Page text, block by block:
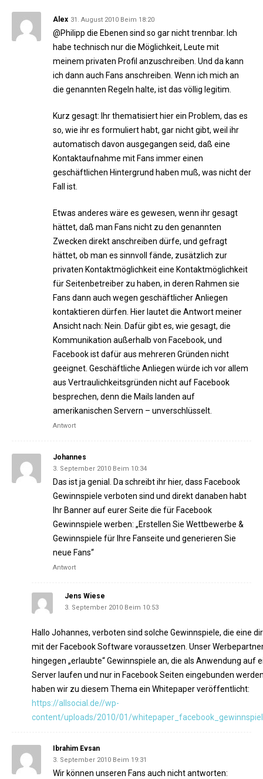
Alex 31. August 2010 Beim 18:20
@Philipp die Ebenen sind so gar nicht trennbar. Ich
habe technisch nur die Möglichkeit, Leute mit
meinem privaten Profil anzuschreiben. Und da kann
ich dann auch Fans anschreiben. Wenn ich mich an
die genannten Regeln halte, ist das völlig legitim.
Kurz gesagt: Ihr thematisiert hier ein Problem, das es
so, wie ihr es formuliert habt, gar nicht gibt, weil ihr
automatisch davon ausgegangen seid, daß eine
Kontaktaufnahme mit Fans immer einen
geschäftlichen Hintergrund haben muß, was nicht der
Fall ist.
Etwas anderes wäre es gewesen, wenn ihr gesagt
hättet, daß man Fans nicht zu den genannten
Zwecken direkt anschreiben dürfe, und gefragt
hättet, ob man es sinnvoll fände, zusätzlich zur
privaten Kontaktmöglichkeit eine Kontaktmöglichkeit
für Seitenbetreiber zu haben, in deren Rahmen sie
Fans dann auch wegen geschäftlicher Anliegen
kontaktieren dürfen. Hier lautet die Antwort meiner
Ansicht nach: Nein. Dafür gibt es, wie gesagt, die
Kommunikation außerhalb von Facebook, und
Facebook ist dafür aus mehreren Gründen nicht
geeignet. Geschäftliche Anliegen würde ich vor allem
aus Vertraulichkeitsgründen nicht auf Facebook
besprechen, denn die Mails landen auf
amerikanischen Servern – unverschlüsselt.
Antwort
Johannes
3. September 2010 Beim 10:34
Das ist ja genial. Da schreibt ihr hier, dass Facebook
Gewinnspiele verboten sind und direkt danaben habt
Ihr Banner auf eurer Seite die für Facebook
Gewinnspiele werben: „Erstellen Sie Wettbewerbe &
Gewinnspiele für Ihre Fanseite und generieren Sie
neue Fans“
Antwort
Jens Wiese
3. September 2010 Beim 10:53
Hallo Johannes, verboten sind solche Gewinnspiele, die eine
mit der Facebook Software voraussetzen. Unser
hingegen „erlaubte“ Gewinnspiele an, die als Anwendung auf
Server laufen und nur in Facebook Seiten eingebunden
haben wir zu diesem Thema ein Whitepaper veröffentlicht:
https://allsocial.de//wp-
content/uploads/2010/01/
Ibrahim Evsan
3. September 2010 Beim 19:31
Wir können unseren Fans auch nicht antworten: